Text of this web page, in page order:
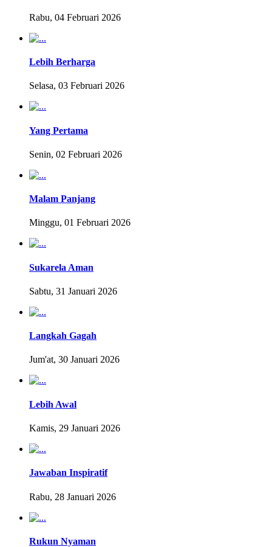
Rabu, 04 Februari 2026
Lebih Berharga
Selasa, 03 Februari 2026
Yang Pertama
Senin, 02 Februari 2026
Malam Panjang
Minggu, 01 Februari 2026
Sukarela Aman
Sabtu, 31 Januari 2026
Langkah Gagah
Jum'at, 30 Januari 2026
Lebih Awal
Kamis, 29 Januari 2026
Jawaban Inspiratif
Rabu, 28 Januari 2026
Rukun Nyaman